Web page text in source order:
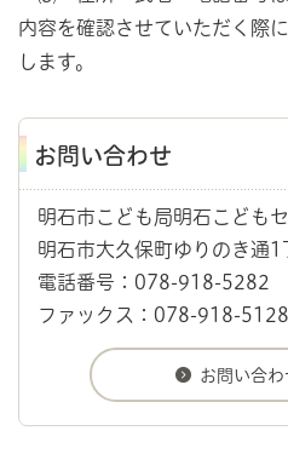
内容を確認させていただく際
します。
お問い合わせ
明石市こども局明石こども
明石市大久保町ゆりのき通
電話番号：078-918-5282
ファックス：078-918-5128